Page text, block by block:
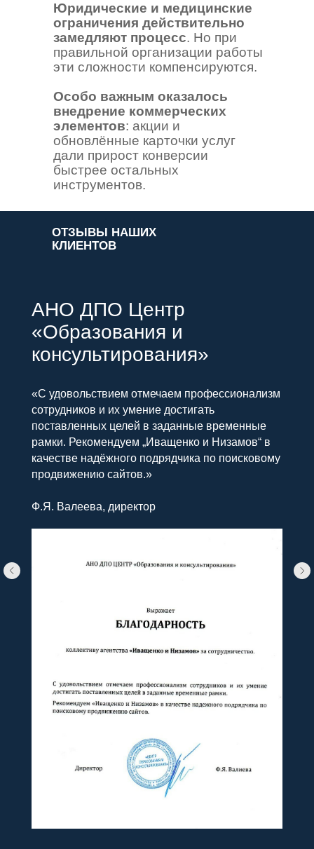
Юридические и медицинские
ограничения действительно
замедляют процесс. Но при
правильной организации работы
эти сложности компенсируются.
Особо важным оказалось
внедрение коммерческих
элементов: акции и
обновлённые карточки услуг
дали прирост конверсии
быстрее остальных
инструментов.
ОТЗЫВЫ НАШИХ
КЛИЕНТОВ
АНО ДПО Центр
«Образования и
консультирования»
«С удовольствием отмечаем профессионализм
сотрудников и их умение достигать
поставленных целей в заданные временные
рамки. Рекомендуем „Иващенко и Низамов“ в
качестве надёжного подрядчика по поисковому
продвижению сайтов.»
Ф.Я. Валеева, директор